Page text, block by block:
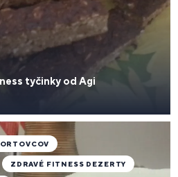
tyčinky od Agi
ZDRAVÉ FITNESS DEZERTY